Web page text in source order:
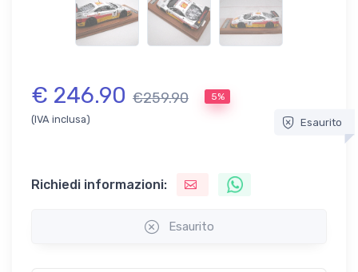
€ 246.90 €259.90 5%
(IVA inclusa) Esaurito
Richiedi informazioni:
Esaurito